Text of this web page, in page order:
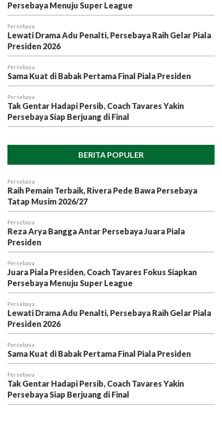
Persebaya Menuju Super League
Persebaya
Lewati Drama Adu Penalti, Persebaya Raih Gelar Piala
Presiden 2026
Persebaya
Sama Kuat di Babak Pertama Final Piala Presiden
Persebaya
Tak Gentar Hadapi Persib, Coach Tavares Yakin
Persebaya Siap Berjuang di Final
BERITA POPULER
Persebaya
Raih Pemain Terbaik, Rivera Pede Bawa Persebaya
Tatap Musim 2026/27
Persebaya
Reza Arya Bangga Antar Persebaya Juara Piala
Presiden
Persebaya
Juara Piala Presiden, Coach Tavares Fokus Siapkan
Persebaya Menuju Super League
Persebaya
Lewati Drama Adu Penalti, Persebaya Raih Gelar Piala
Presiden 2026
Persebaya
Sama Kuat di Babak Pertama Final Piala Presiden
Persebaya
Tak Gentar Hadapi Persib, Coach Tavares Yakin
Persebaya Siap Berjuang di Final